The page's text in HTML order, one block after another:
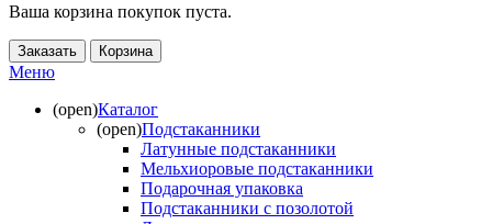
Ваша корзина покупок пуста.
Заказать Корзина
Меню
(open)Каталог
(open)Подстаканники
Латунные подстаканники
Мельхиоровые подстаканники
Подарочная упаковка
Подстаканники с позолотой